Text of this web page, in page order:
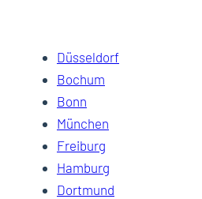
Düsseldorf
Bochum
Bonn
München
Freiburg
Hamburg
Dortmund